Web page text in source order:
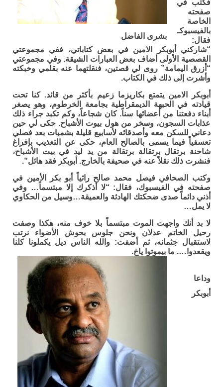
بشرى الفاضل
فكتب في
صفحته
الخاصة
بالفيسبوكـ
فقال:
“شاركني أبوبكر الامين في بعض كتاباتي، ففي مجموعتي
القصصية الأولى أضاف بعض العبارات الشيقة. وفي مجموعتي
“أزرق اليمامة” روى لي قصتين، فنقلتهما عنه بقلمي وخبكته
وأشرت إلى ذلك في الكتاب.
أبوبكر الامين يتمتع بكاريزما زعيم بأكثر من قائد. كنا تحت
قيادته في الحبهة الديمقراطية بجامعة الخرطوم، وهو يصغر
أبناء دفعتنا من أعضائها سناً. كان شجاعاً، وكم تكبد جراء ذلك
عذابات السجون، وسخر من هول بيوت الأشباح. حكى لي حين
دعاني للسكن معه وأصدقائه لأسابيع قليلة بشمبات بعد فصلي
تعسفياً فيما يسمى بالصالح العام، حكى عن التعذيب بإفراغ
شاحنة برتقال برتقالة برتقالة من يد ليد في بيت الأشباح،
فنشرت ذلك نقلاً عنه في صحيفة بالخارج. أبوبكر فقد هائل”.
وكتب الصحافي فيصل محمد صالح راثياً أبو بكر الأمين في
صفحته في الفيسبوك، فقال: “لا أذكرك إلا مبتسماً… وفي
أذني دائماً صدى ضحكتك الهادئة والعميقة…وسيل من الحكاوي
لا يمل…
لا بد أنك واجهت الموت مبتسماً بلا خوف منه، هكذا وصفت
رحيل الخاتم عدلان ونحن جلوس بحوش الأضواء نرتب
لاستقبال جثمانه، ثم أضفت: والله الناس ديل يكملونا كلنا
ويقعدوا…. ما بيموتوا ياخ.
وداعا
أبوبكر